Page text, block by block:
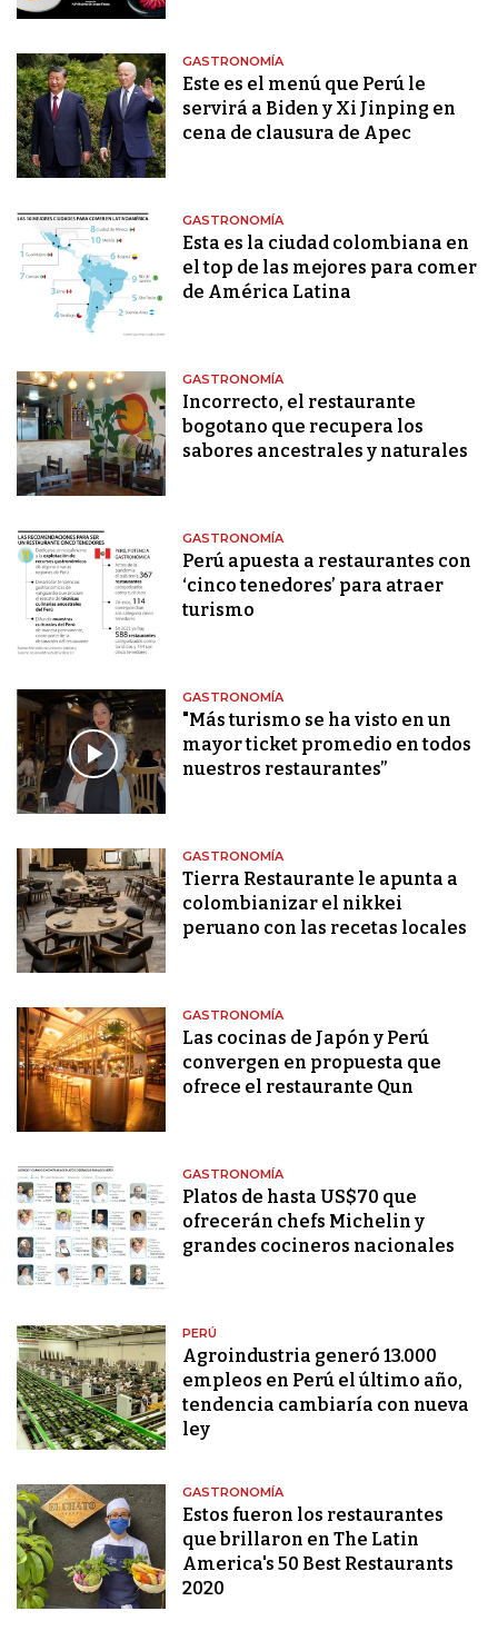
GASTRONOMÍA
Este es el menú que Perú le
servirá a Biden y Xi Jinping en
cena de clausura de Apec
GASTRONOMÍA
Esta es la ciudad colombiana en
el top de las mejores para comer
de América Latina
GASTRONOMÍA
Incorrecto, el restaurante
bogotano que recupera los
sabores ancestrales y naturales
GASTRONOMÍA
Perú apuesta a restaurantes con
‘cinco tenedores’ para atraer
turismo
GASTRONOMÍA
"Más turismo se ha visto en un
mayor ticket promedio en todos
nuestros restaurantes”
GASTRONOMÍA
Tierra Restaurante le apunta a
colombianizar el nikkei
peruano con las recetas locales
GASTRONOMÍA
Las cocinas de Japón y Perú
convergen en propuesta que
ofrece el restaurante Qun
GASTRONOMÍA
Platos de hasta US$70 que
ofrecerán chefs Michelin y
grandes cocineros nacionales
PERÚ
Agroindustria generó 13.000
empleos en Perú el último año,
tendencia cambiaría con nueva
ley
GASTRONOMÍA
Estos fueron los restaurantes
que brillaron en The Latin
America's 50 Best Restaurants
2020